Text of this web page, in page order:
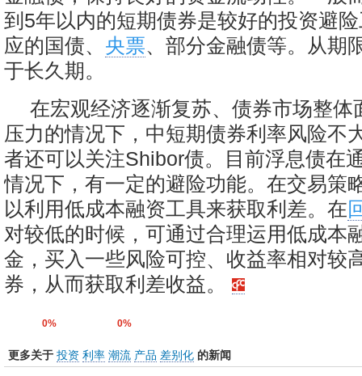
到5年以内的短期债券是较好的投资避
应的国债、 央票、部分金融债等。从期
于长久期。
在宏观经济逐渐复苏、债券市场整体
压力的情况下，中短期债券利率风险不
者还可以关注Shibor债。目前浮息债在
情况下，有一定的避险功能。在交易策
以利用低成本融资工具来获取利差。在
对较低的时候，可通过合理运用低成本
金，买入一些风险可控、收益率相对较
券，从而获取利差收益。
0% 0%
更多关于 投资 利率 潮流 产品 差别化 的新闻